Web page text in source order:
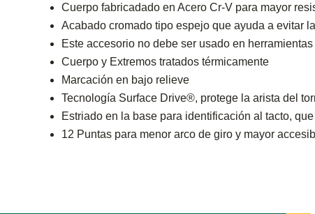
Cuerpo fabricadado en Acero Cr-V para mayor
Acabado cromado tipo espejo que ayuda a evitar
Este accesorio no debe ser usado en
Cuerpo y Extremos tratados térmicamente
Marcación en bajo relieve
Tecnología Surface Drive®, protege la arista del
Estriado en la base para identificación al tacto,
12 Puntas para menor arco de giro y mayor